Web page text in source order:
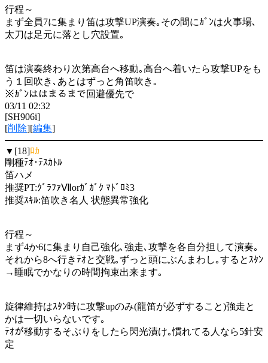
行程～
まず全員7に集まり笛は攻撃UP演奏｡その間にｶﾞﾝは火事場､
太刀は足元に落とし穴設置｡
笛は演奏終わり次第高台へ移動｡高台へ着いたら攻撃UPをも
う１回吹き､あとはずっと角笛吹き｡
※ｶﾞﾝははまるまで回避優先で
03/11 02:32
[SH906i]
[削除][編集]
▼[18]ﾛｶ
剛種ﾃｵ･ﾃｽｶﾄﾙ
笛ハメ
推奨PT:ｸﾞﾗﾌｧⅦorｶﾞｶﾞｸ ﾏﾄﾞﾛﾐ3
推奨ｽｷﾙ:笛吹き名人 状態異常強化
行程～
まず4か6に集まり自己強化､強走､攻撃を各自分担して演奏｡
それから8へ行きﾃｵと交戦｡ずっと頭にぶんまわし｡するとｽﾀﾝ
→睡眠でかなりの時間拘束出来ます｡
旋律維持はｽﾀﾝ時に攻撃upのみ(龍笛が必ずすること)強走と
かは一切いらないです｡
ﾃｵが移動するそぶりをしたら閃光漬け｡慣れてる人なら5針安
定